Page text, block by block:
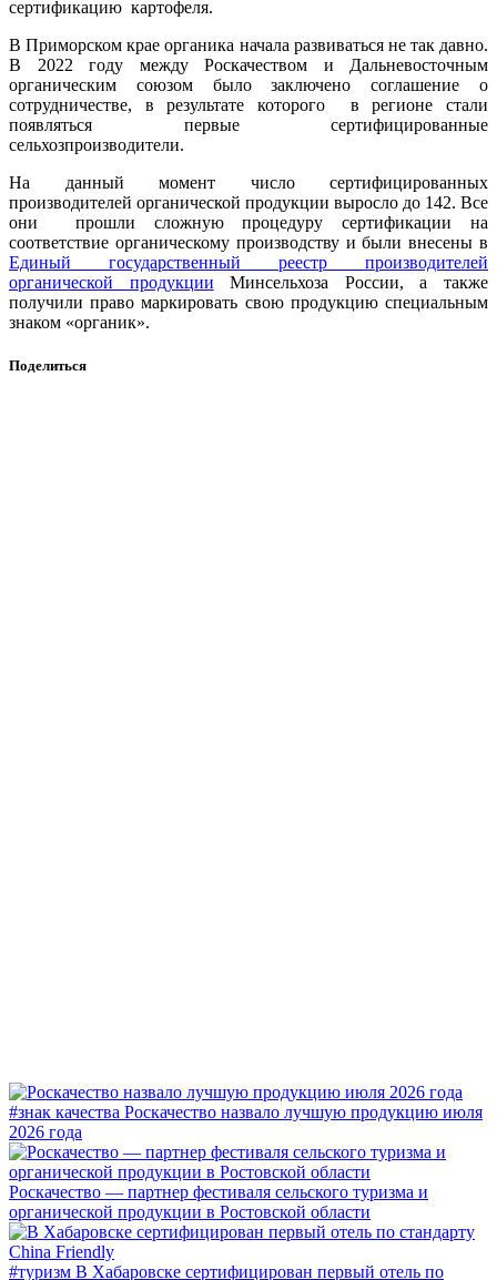
сертификацию картофеля.
В Приморском крае органика начала развиваться не так давно.
В 2022 году между Роскачеством и Дальневосточным
органическим союзом было заключено соглашение о
сотрудничестве, в результате которого в регионе стали
появляться первые сертифицированные
сельхозпроизводители.
На данный момент число сертифицированных
производителей органической продукции выросло до 142. Все
они прошли сложную процедуру сертификации на
соответствие органическому производству и были внесены в
Единый государственный реестр производителей
органической продукции Минсельхоза России, а также
получили право маркировать свою продукцию специальным
знаком «органик».
Поделиться
#знак качества Роскачество назвало лучшую продукцию июля
2026 года
Роскачество — партнер фестиваля сельского туризма и
органической продукции в Ростовской области
#туризм В Хабаровске сертифицирован первый отель по